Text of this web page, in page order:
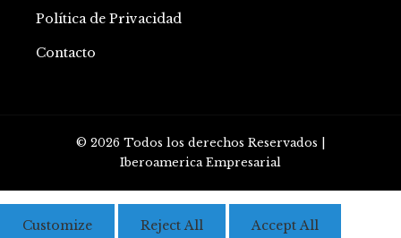
Política de Privacidad
Contacto
© 2026 Todos los derechos Reservados |
Iberoamerica Empresarial
Customize Reject All Accept All